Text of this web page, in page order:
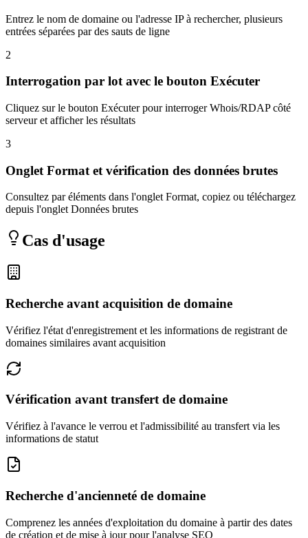
Entrez le nom de domaine ou l'adresse IP à rechercher, plusieurs
entrées séparées par des sauts de ligne
2
Interrogation par lot avec le bouton Exécuter
Cliquez sur le bouton Exécuter pour interroger Whois/RDAP côté
serveur et afficher les résultats
3
Onglet Format et vérification des données brutes
Consultez par éléments dans l'onglet Format, copiez ou téléchargez
depuis l'onglet Données brutes
Cas d'usage
Recherche avant acquisition de domaine
Vérifiez l'état d'enregistrement et les informations de registrant de
domaines similaires avant acquisition
Vérification avant transfert de domaine
Vérifiez à l'avance le verrou et l'admissibilité au transfert via les
informations de statut
Recherche d'ancienneté de domaine
Comprenez les années d'exploitation du domaine à partir des dates
de création et de mise à jour pour l'analyse SEO